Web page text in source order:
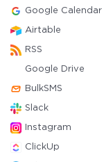
Google Calendar
Airtable
RSS
Google Drive
BulkSMS
Slack
Instagram
ClickUp